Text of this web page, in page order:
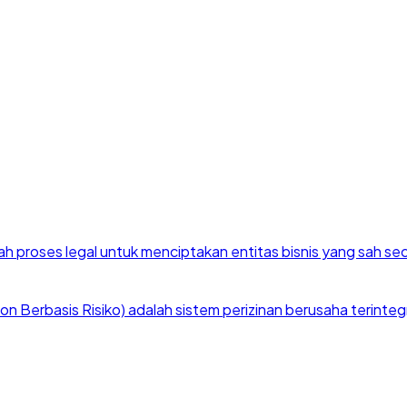
proses legal untuk menciptakan entitas bisnis yang sah
Berbasis Risiko) adalah sistem perizinan berusaha